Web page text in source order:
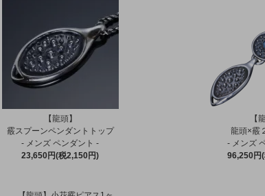
【龍頭】
霰スプーンペンダントトップ
- メンズ ペンダント -
23,650円(税2,150円)
【
龍頭×霰
- メンズ
96,250円